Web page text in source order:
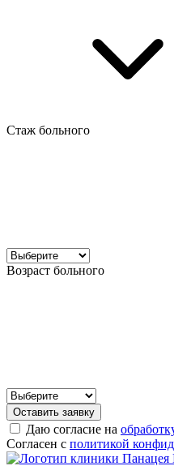
Стаж больного
Возраст больного
Оставить заявку
Даю согласие на
Согласен с политикой